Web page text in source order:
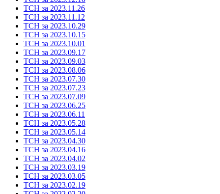
ТСН за 2023.11.26
ТСН за 2023.11.12
ТСН за 2023.10.29
ТСН за 2023.10.15
ТСН за 2023.10.01
ТСН за 2023.09.17
ТСН за 2023.09.03
ТСН за 2023.08.06
ТСН за 2023.07.30
ТСН за 2023.07.23
ТСН за 2023.07.09
ТСН за 2023.06.25
ТСН за 2023.06.11
ТСН за 2023.05.28
ТСН за 2023.05.14
ТСН за 2023.04.30
ТСН за 2023.04.16
ТСН за 2023.04.02
ТСН за 2023.03.19
ТСН за 2023.03.05
ТСН за 2023.02.19